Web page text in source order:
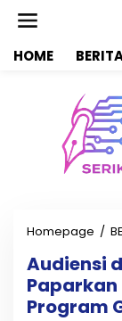
HOME
Homepage /
Audiensi
Program